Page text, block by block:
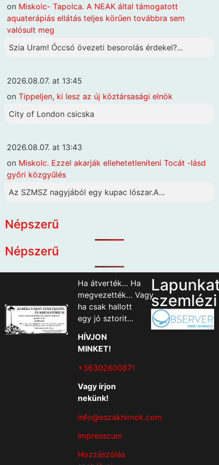
on Miskolc- Tapolca. A NEAK által támogatott
aquaterápiás ellátás teljes körűen továbbra sem
valósult meg
Szia Uram! Óccsó övezeti besorolás érdekel?...
2026.08.07. at 13:45
on Tippeljen, ki lesz az új köztársasági elnök
City of London csicska
2026.08.07. at 13:43
on Miskolc. Ezzel akarják ellehetetleníteni Tocát -lásd
győri közgyűlés
Az SZMSZ nagyjából egy kupac lószar.A...
Népszerű
Népszerű
Ha átverték… Ha
megvezették… Vagy
ha csak hallott
egy jó sztorit…
HÍVJON
MINKET!
+36302600871
Vagy írjon
nekünk!
info@eszakhirnok.com
Impresszum
Hozzászólás
szemlézi